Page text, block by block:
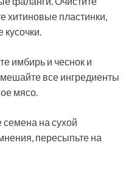
хитиновые пластинки,
кусочки.
имбирь и чеснок и
все ингредиенты
мясо.
на сухой
пересыпьте на